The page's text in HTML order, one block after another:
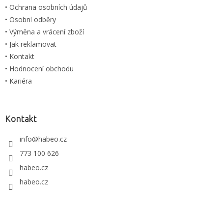
• Ochrana osobních údajů
• Osobní odběry
• Výměna a vrácení zboží
• Jak reklamovat
• Kontakt
• Hodnocení obchodu
• Kariéra
Kontakt
info@habeo.cz
773 100 626
habeo.cz
habeo.cz